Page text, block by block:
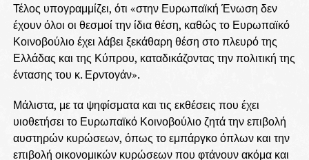
Τέλος υπογραμμίζει, ότι «στην Ευρωπαϊκή Ένωση δεν
έχουν όλοι οι θεσμοί την ίδια θέση, καθώς το Ευρωπαϊκό
Κοινοβούλιο έχει λάβει ξεκάθαρη θέση στο πλευρό της
Ελλάδας και της Κύπρου, καταδικάζοντας την πολιτική της
έντασης του κ. Ερντογάν».
Μάλιστα, με τα ψηφίσματα και τις εκθέσεις που έχει
υιοθετήσει το Ευρωπαϊκό Κοινοβούλιο ζητά την επιβολή
αυστηρών κυρώσεων, όπως το εμπάργκο όπλων και την
επιβολή οικονομικών κυρώσεων που φτάνουν ακόμα και